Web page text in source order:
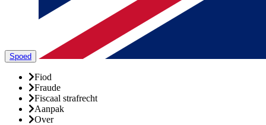
Spoed
Fiod
Fraude
Fiscaal strafrecht
Aanpak
Over